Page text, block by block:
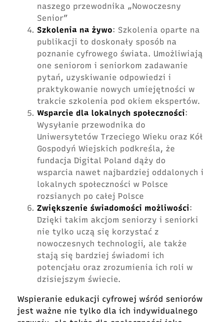
naszego przewodnika „Nowoczesny
Senior”
Szkolenia na żywo: Szkolenia oparte na
publikacji to doskonały sposób na
poznanie cyfrowego świata. Umożliwiają
one seniorom i seniorkom zadawanie
pytań, uzyskiwanie odpowiedzi i
praktykowanie nowych umiejętności w
trakcie szkolenia pod okiem ekspertów.
Wsparcie dla lokalnych społeczności:
Wysyłanie przewodnika do
Uniwersytetów Trzeciego Wieku oraz Kół
Gospodyń Wiejskich podkreśla, że
fundacja Digital Poland dąży do
wsparcia nawet najbardziej oddalonych i
lokalnych społeczności w Polsce
rozsianych po całej Polsce
Zwiększenie świadomości możliwości:
Dzięki takim akcjom seniorzy i seniorki
nie tylko uczą się korzystać z
nowoczesnych technologii, ale także
stają się bardziej świadomi ich
potencjału oraz zrozumienia ich roli w
dzisiejszym świecie.
Wspieranie edukacji cyfrowej wśród seniorów
jest ważne nie tylko dla ich indywidualnego